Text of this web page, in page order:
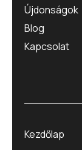
Újdonságok
Blog
Kapcsolat
Kezdőlap